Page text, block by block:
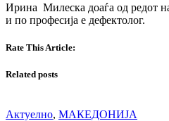
Ирина Mилеска доаѓа од редот
и по професија е дефектолог.
Rate This Article:
Related posts
Актуелно, МАКЕДОНИЈА